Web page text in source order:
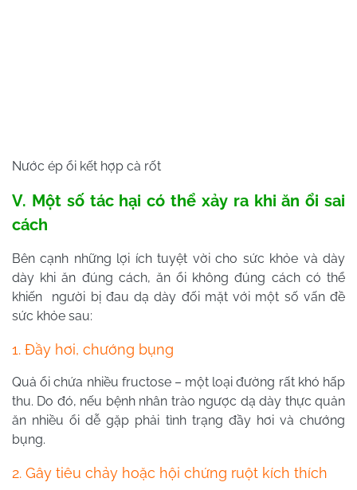
Nước ép ổi kết hợp cà rốt
V. Một số tác hại có thể xảy ra khi ăn ổi sai
cách
Bên cạnh những lợi ích tuyệt vời cho sức khỏe và dày
dày khi ăn đúng cách, ăn ổi không đúng cách có thể
khiến người bị đau dạ dày đối mặt với một số vấn đề
sức khỏe sau:
1. Đầy hơi, chướng bụng
Quả ổi chứa nhiều fructose – một loại đường rất khó hấp
thu. Do đó, nếu bệnh nhân trào ngược dạ dày thực quản
ăn nhiều ổi dễ gặp phải tình trạng đầy hơi và chướng
bụng.
2. Gây tiêu chảy hoặc hội chứng ruột kích thích